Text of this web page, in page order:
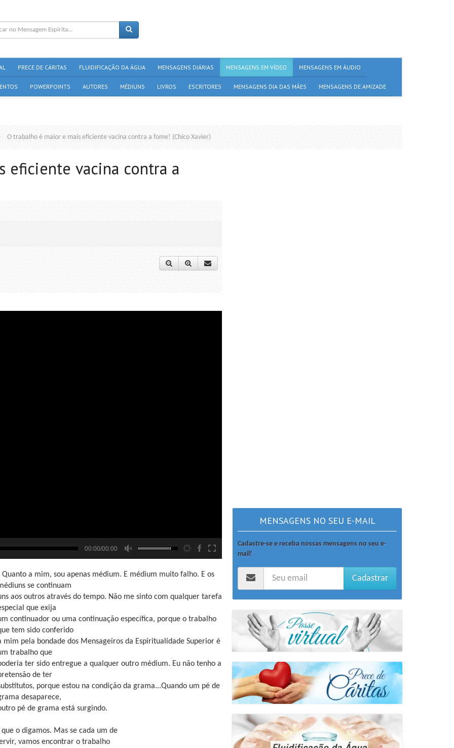
PRECE DE CÁRITAS FLUIDIFICAÇÃO DA ÁGUA MENSAGENS DIÁRIAS MENSAGENS EM VÍDEO MENSAGENS EM ÁUDIO
POWERPOINTS AUTORES MÉDIUNS LIVROS ESCRITORES MENSAGENS DIA DAS MÃES MENSAGENS DE AMIZADE
O trabalho é maior e mais eficiente vacina contra a fome! (Chico Xavier)
eficiente vacina contra a
00:00/00:00
Quanto a mim, sou apenas médium. E médium muito falho. E os
se continuam
aos outros através do tempo. Não me sinto com qualquer tarefa
que exija
continuador ou uma continuação específica, porque o trabalho
tem sido conferido
mim pela bondade dos Mensageiros da Espiritualidade Superior é
trabalho que
ter sido entregue a qualquer outro médium. Eu não tenho a
de ter
porque estou na condição da grama...Quando um pé de
desaparece,
pé de grama está surgindo.
o digamos. Mas se cada um de
vamos encontrar o trabalho
MENSAGENS NO SEU E-MAIL
Cadastre-se e receba nossas mensagens no seu e-
mail!
Cadastrar